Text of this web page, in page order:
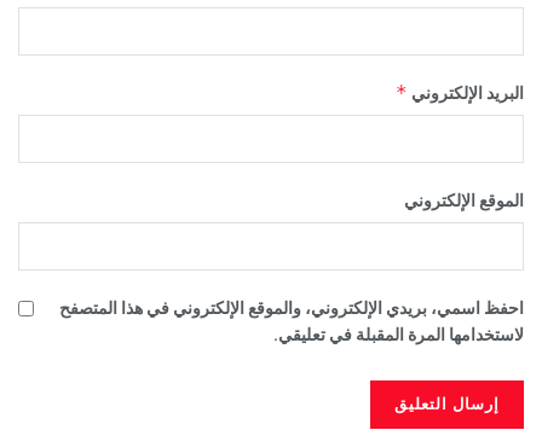
البريد الإلكتروني *
الموقع الإلكتروني
احفظ اسمي، بريدي الإلكتروني، والموقع الإلكتروني في هذا المتصفح
لاستخدامها المرة المقبلة في تعليقي.